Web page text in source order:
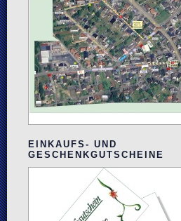
EINKAUFS- UND
GESCHENKGUTSCHEINE